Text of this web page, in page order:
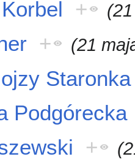
+
+ (21
Staronka
Podgórecka
+